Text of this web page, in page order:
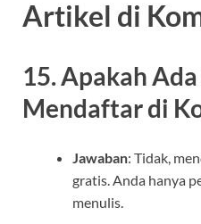
Artikel di
15. Apakah
Mendaftar di
Jawaban: Tidak,
gratis. Anda hanya
menulis.